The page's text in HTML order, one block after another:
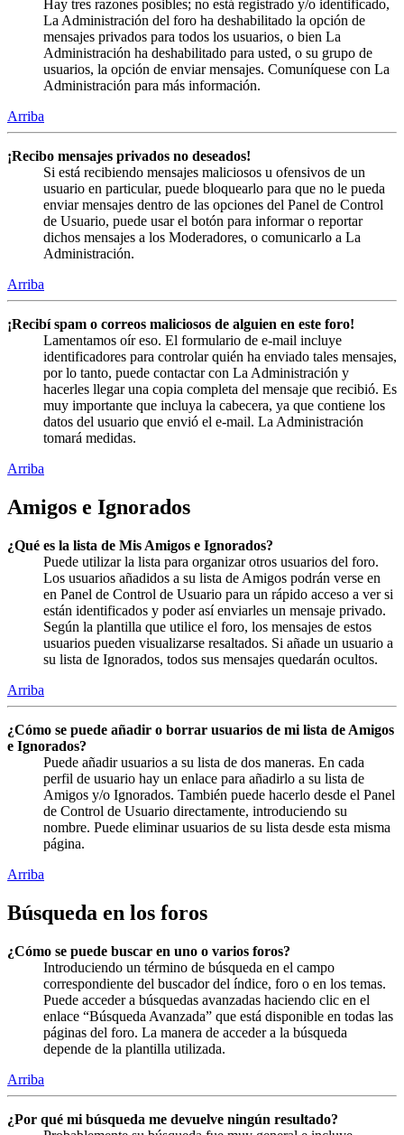
Hay tres razones posibles; no está registrado y/o identificado,
La Administración del foro ha deshabilitado la opción de
mensajes privados para todos los usuarios, o bien La
Administración ha deshabilitado para usted, o su grupo de
usuarios, la opción de enviar mensajes. Comuníquese con La
Administración para más información.
Arriba
¡Recibo mensajes privados no deseados!
Si está recibiendo mensajes maliciosos u ofensivos de un
usuario en particular, puede bloquearlo para que no le pueda
enviar mensajes dentro de las opciones del Panel de Control
de Usuario, puede usar el botón para informar o reportar
dichos mensajes a los Moderadores, o comunicarlo a La
Administración.
Arriba
¡Recibí spam o correos maliciosos de alguien en este foro!
Lamentamos oír eso. El formulario de e-mail incluye
identificadores para controlar quién ha enviado tales mensajes,
por lo tanto, puede contactar con La Administración y
hacerles llegar una copia completa del mensaje que recibió. Es
muy importante que incluya la cabecera, ya que contiene los
datos del usuario que envió el e-mail. La Administración
tomará medidas.
Arriba
Amigos e Ignorados
¿Qué es la lista de Mis Amigos e Ignorados?
Puede utilizar la lista para organizar otros usuarios del foro.
Los usuarios añadidos a su lista de Amigos podrán verse en
en Panel de Control de Usuario para un rápido acceso a ver si
están identificados y poder así enviarles un mensaje privado.
Según la plantilla que utilice el foro, los mensajes de estos
usuarios pueden visualizarse resaltados. Si añade un usuario a
su lista de Ignorados, todos sus mensajes quedarán ocultos.
Arriba
¿Cómo se puede añadir o borrar usuarios de mi lista de Amigos
e Ignorados?
Puede añadir usuarios a su lista de dos maneras. En cada
perfil de usuario hay un enlace para añadirlo a su lista de
Amigos y/o Ignorados. También puede hacerlo desde el Panel
de Control de Usuario directamente, introduciendo su
nombre. Puede eliminar usuarios de su lista desde esta misma
página.
Arriba
Búsqueda en los foros
¿Cómo se puede buscar en uno o varios foros?
Introduciendo un término de búsqueda en el campo
correspondiente del buscador del índice, foro o en los temas.
Puede acceder a búsquedas avanzadas haciendo clic en el
enlace “Búsqueda Avanzada” que está disponible en todas las
páginas del foro. La manera de acceder a la búsqueda
depende de la plantilla utilizada.
Arriba
¿Por qué mi búsqueda me devuelve ningún resultado?